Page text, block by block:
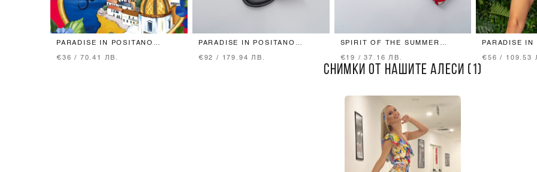
PARADISE IN POSITANO
€36 / 70.41 ЛВ.
PARADISE IN POSITANO
€92 / 179.94 ЛВ.
SPIRIT OF THE SUMMER
€19 / 37.16 ЛВ.
PARADISE
€56 / 109.53
СНИМКИ ОТ НАШИТЕ АЛЕСИ (1)